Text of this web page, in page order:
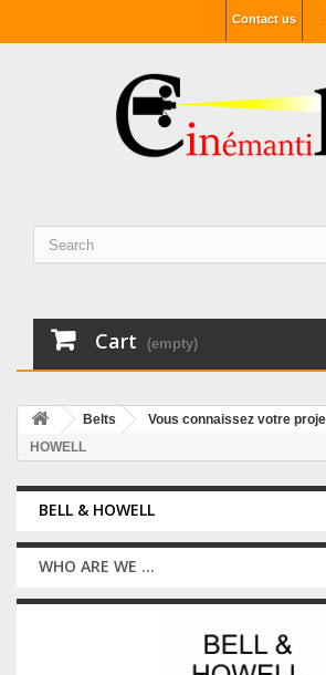
Contact us
Cart (empty)
Belts Vous connaissez votre
HOWELL
BELL & HOWELL
WHO ARE WE ...